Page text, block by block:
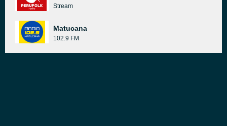
Stream
Matucana
102.9 FM